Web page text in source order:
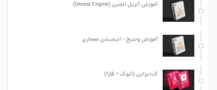
آموزش آنریل انجین (Unreal Engine)
آموزش ونتیج - انیمیشن معماری
کددیزاین (اتوکد + فاز1)